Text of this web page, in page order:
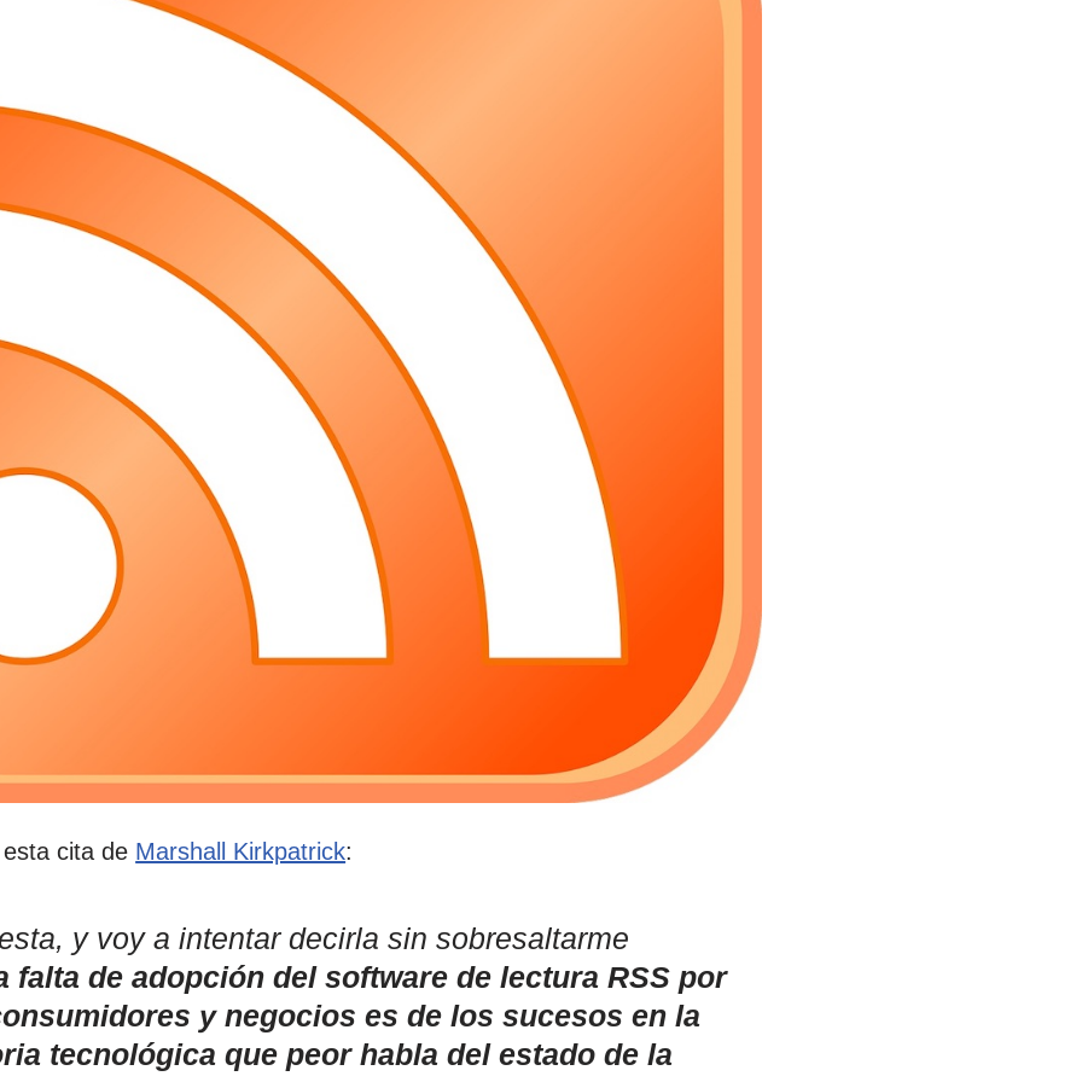
cita de Marshall Kirkpatrick:
y voy a intentar decirla sin sobresaltarme
falta de adopción del software de lectura RSS por
y negocios es de los sucesos en la
tecnológica que peor habla del estado de la